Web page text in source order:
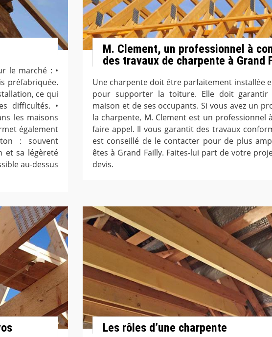
le marché : •
préfabriquée.
ce qui
difficultés. •
les maisons
également
: souvent
et sa légèreté
au-dessus
M. Clement, un professionnel à
des travaux de charpente à Grand
Une charpente doit être parfaitement installée
pour supporter la toiture. Elle doit
maison et de ses occupants. Si vous avez un
la charpente, M. Clement est un professionnel
faire appel. Il vous garantit des travaux
est conseillé de le contacter pour de plus
êtes à Grand Failly. Faites-lui part de votre
devis.
Les rôles d’une charpente